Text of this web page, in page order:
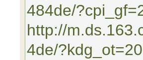
484de/
http://
4de/